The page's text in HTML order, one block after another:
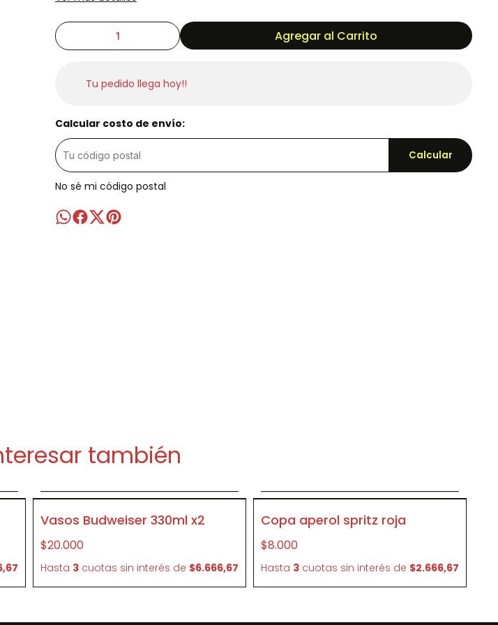
Agregar al Carrito
Tu pedido llega hoy!!
Calcular costo de envío:
Calcular
No sé mi código postal
también
Vasos Budweiser 330ml x2
$20.000
Hasta 3 cuotas sin interés de $6.666,67
Copa aperol spritz roja
$8.000
Hasta 3 cuotas sin interés de $2.666,67